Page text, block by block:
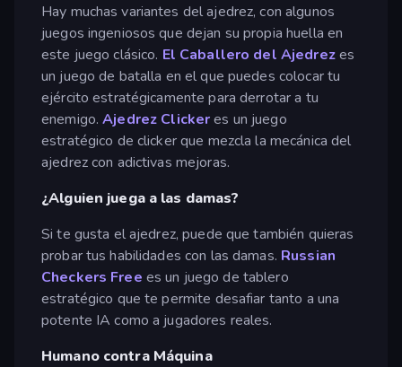
Hay muchas variantes del ajedrez, con algunos
juegos ingeniosos que dejan su propia huella en
este juego clásico. El Caballero del Ajedrezes
un juego de batalla en el que puedes colocar tu
ejército estratégicamente para derrotar a tu
enemigo.Ajedrez Clickeres un juego
estratégico de clicker que mezcla la mecánica del
ajedrez con adictivas mejoras.
¿Alguien juega a las damas?
Si te gusta el ajedrez, puede que también quieras
probar tus habilidades con las damas. Russian
Checkers Free es un juego de tablero
estratégico que te permite desafiar tanto a una
potente IA como a jugadores reales.
Humano contra Máquina